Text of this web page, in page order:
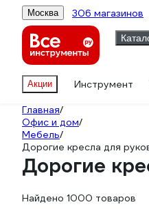
Москва 306 магазинов
Акции Инструмент
Главная/
Офис и дом/
Мебель/
Дорогие кресла для
Дорогие
Найдено 1000 товаров